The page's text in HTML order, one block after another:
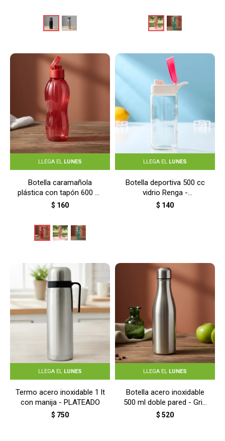
LLEGA EL LUNES
Botella caramañola
plástica con tapón 600 ml
- ROJO
$ 160
LLEGA EL LUNES
Botella deportiva 500 cc
vidrio Renga -
TRANSPARENTE
$ 140
LLEGA EL LUNES
Termo acero inoxidable 1 lt
con manija - PLATEADO
$ 750
LLEGA EL LUNES
Botella acero inoxidable
500 ml doble pared - Gris
metalizado
$ 520